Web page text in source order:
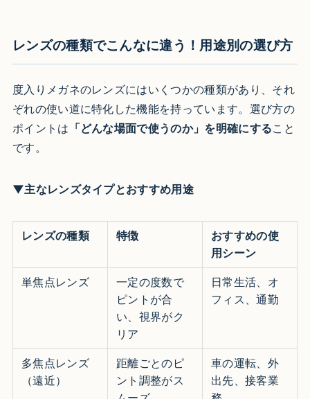
レンズの種類でこんなに違う！用途別の選び方
度入りメガネのレンズにはいくつかの種類があり、それ
ぞれの使い道に特化した機能を持っています。選び方の
ポイントは 「どんな場面で使うのか」を明確にすること
です。
▼主なレンズタイプとおすすめ用途
レンズの種類 特徴
おすすめの使
用シーン
単焦点レンズ
一定の度数で
ピントが合
い、視界がク
リア
日常生活、オ
フィス、通勤
多焦点レンズ
（遠近）
距離ごとのピ
ント調整がス
車の運転、外
出先、接客業